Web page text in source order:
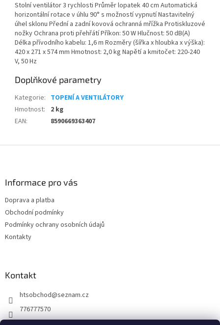
Stolní ventilátor 3 rychlosti Průměr lopatek 40 cm Automatická
horizontální rotace v úhlu 90° s možností vypnutí Nastavitelný
úhel sklonu Přední a zadní kovová ochranná mřížka Protiskluzové
nožky Ochrana proti přehřátí Příkon: 50 W Hlučnost: 50 dB(A)
Délka přívodního kabelu: 1,6 m Rozměry (šířka x hloubka x výška):
420 x 271 x 574 mm Hmotnost: 2,0 kg Napětí a kmitočet: 220-240
V, 50 Hz
Doplňkové parametry
Kategorie: TOPENÍ A VENTILÁTORY
Hmotnost:
2 kg
EAN: 8590669363407
Informace pro vás
Doprava a platba
Obchodní podmínky
Podmínky ochrany osobních údajů
Kontakty
Kontakt
htsobchod@seznam.cz
776777570